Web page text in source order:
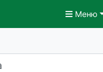
Меню